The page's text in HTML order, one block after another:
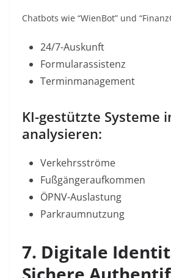
Chatbots wie “WienBot” und
24/7-Auskunft
Formularassistenz
Terminmanagement
KI-gestützte Systeme
analysieren:
Verkehrsströme
Fußgängeraufkommen
ÖPNV-Auslastung
Parkraumnutzung
7. Digitale